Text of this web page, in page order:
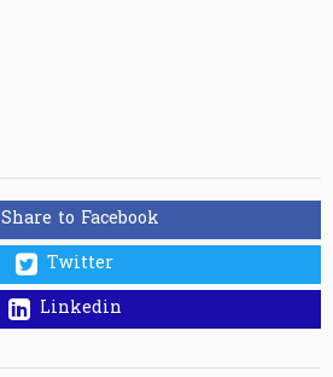
Share to Facebook
Twitter
Linkedin